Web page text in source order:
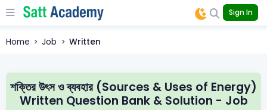
Sign In
Home Job Written
শক্তির উৎস ও ব্যবহার (Sources & Uses of Energy)
Written Question Bank & Solution - Job